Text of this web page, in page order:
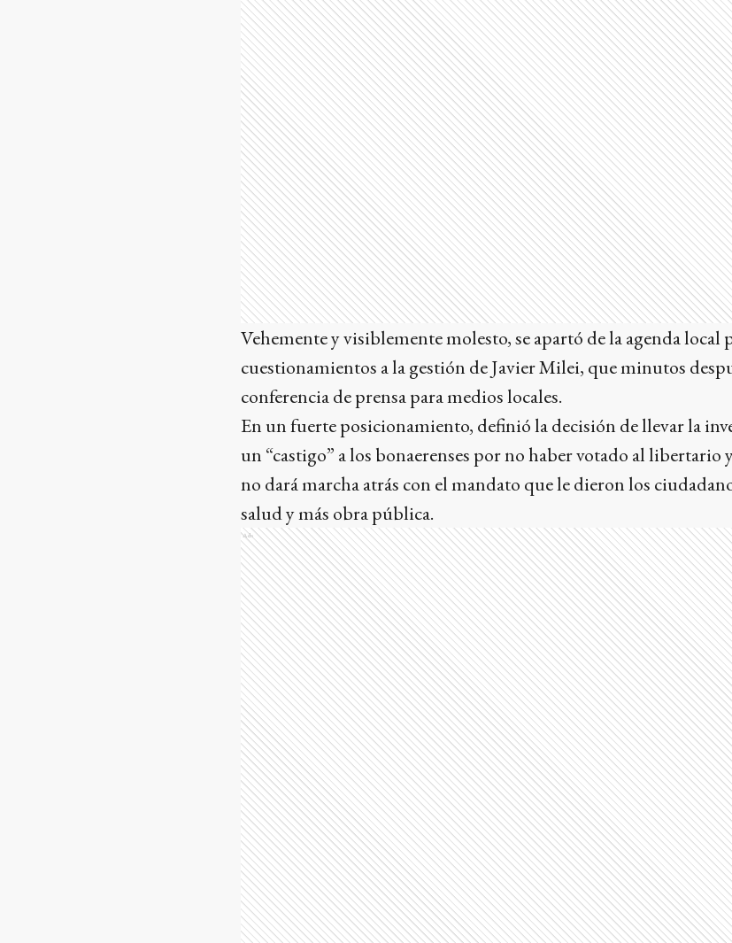
Vehemente y visiblemente molesto, se apartó de la agenda local
cuestionamientos a la gestión de Javier Milei, que minutos
conferencia de prensa para medios locales.
En un fuerte posicionamiento, definió la decisión de llevar la
un “castigo” a los bonaerenses por no haber votado al
no dará marcha atrás con el mandato que le dieron los
salud y más obra pública.
Ads